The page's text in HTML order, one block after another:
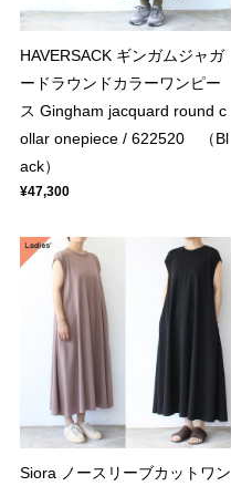
HAVERSACK ギンガムジャガ
ードラウンドカラーワンピー
ス Gingham jacquard round c
ollar onepiece / 622520 （Bl
ack）
¥47,300
Siora ノースリーブカットワン